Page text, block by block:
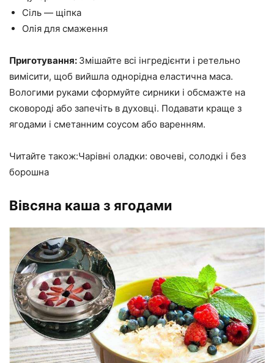
Сіль — щіпка
Олія для смаження
Приготування: Змішайте всі інгредієнти і ретельно
вимісити, щоб вийшла однорідна еластична маса.
Вологими руками сформуйте сирники і обсмажте на
сковороді або запечіть в духовці. Подавати краще з
ягодами і сметанним соусом або варенням.
Читайте також:Чарівні оладки: овочеві, солодкі і без
борошна
Вівсяна каша з ягодами